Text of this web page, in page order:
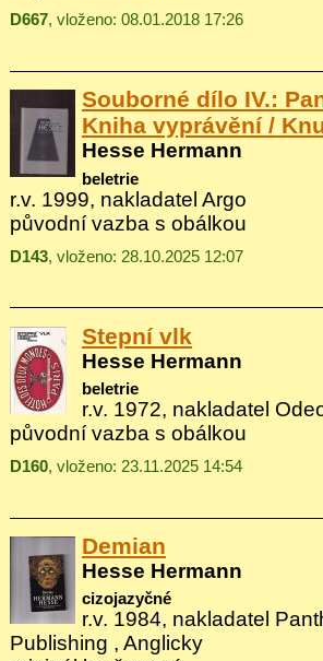
D667, vloženo: 08.01.2018 17:26
Souborné dílo IV.:
Kniha vyprávění /
Hesse Hermann
beletrie
r.v. 1999, nakladatel Argo
původní vazba s obálkou
D143, vloženo: 28.10.2025 12:07
Stepní vlk
Hesse Hermann
beletrie
r.v. 1972, nakladatel
původní vazba s obálkou
D160, vloženo: 23.11.2025 14:54
Demian
Hesse Hermann
cizojazyčné
r.v. 1984, nakladatel
Publishing , Anglicky